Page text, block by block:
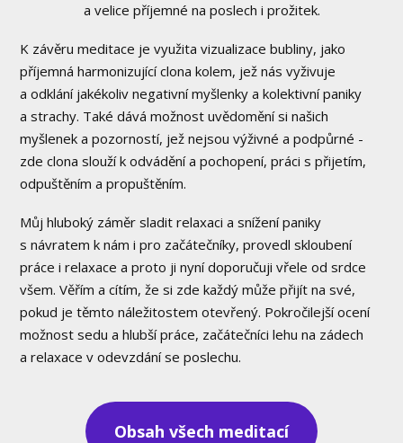
a velice příjemné na poslech i prožitek.
K závěru meditace je využita vizualizace bubliny, jako
příjemná harmonizující clona kolem, jež nás vyživuje
a odklání jakékoliv negativní myšlenky a kolektivní paniky
a strachy. Také dává možnost uvědomění si našich
myšlenek a pozorností, jež nejsou výživné a podpůrné -
zde clona slouží k odvádění a pochopení, práci s přijetím,
odpuštěním a propuštěním.
Můj hluboký záměr sladit relaxaci a snížení paniky
s návratem k nám i pro začátečníky, provedl skloubení
práce i relaxace a proto ji nyní doporučuji vřele od srdce
všem. Věřím a cítím, že si zde každý může přijít na své,
pokud je těmto náležitostem otevřený. Pokročilejší ocení
možnost sedu a hlubší práce, začátečníci lehu na zádech
a relaxace v odevzdání se poslechu.
Obsah všech meditací